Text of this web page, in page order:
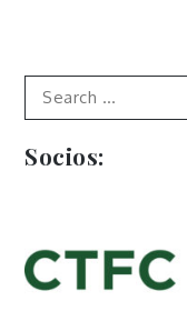
Search
Socios: